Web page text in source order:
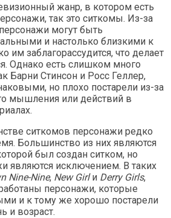
жанр, в котором есть
так это ситкомы. Из-за
могут быть
и настолько близкими к
им заблагорассудится, что делает
Однако есть слишком много
Барни Стинсон и Росс Геллер,
но плохо постарели из-за
мышления или действий в
ситкомов персонажи редко
Большинство из них являются
был создан ситком, но
являются исключением. В таких
Nine-Nine, New Girlи Derry Girls,
персонажи, которые
и к тому же хорошо постарели
и возраст.